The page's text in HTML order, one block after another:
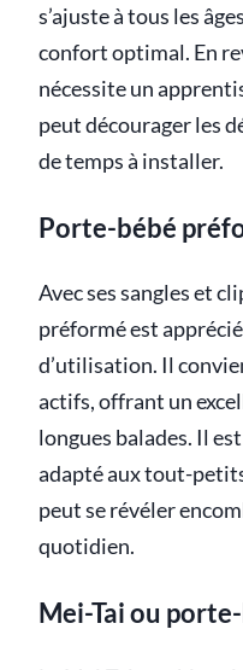
s’ajuste à tous les
confort optimal. En
nécessite un
peut décourager les
de temps à installer.
Porte-bébé
Avec ses sangles et
préformé est
d’utilisation. Il
actifs, offrant un
longues balades. Il
adapté aux tout-
peut se révéler
quotidien.
Mei-Tai ou